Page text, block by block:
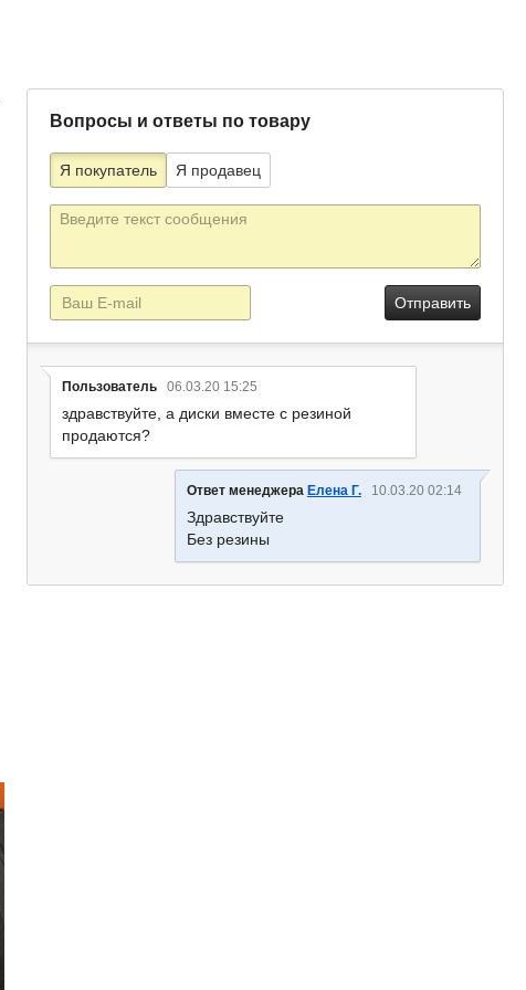
Вопросы и ответы по товару
Я покупатель Я продавец
Текст
E-
mail
Пользователь 06.03.20 15:25
здравствуйте, а диски вместе с резиной
продаются?
Ответ менеджера Елена Г. 10.03.20 02:14
Здравствуйте
Без резины